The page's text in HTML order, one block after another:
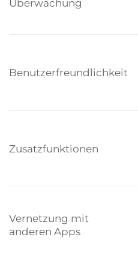
Benutzerfreundlichkeit
Zusatzfunktionen
Vernetzung mit
anderen Apps